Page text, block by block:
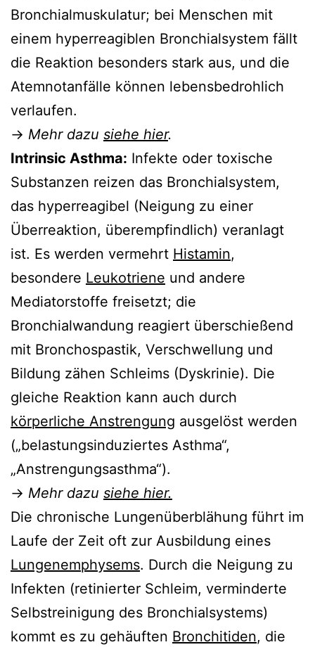
Bronchialmuskulatur; bei Menschen mit
einem hyperreagiblen Bronchialsystem fällt
die Reaktion besonders stark aus, und die
Atemnotanfälle können lebensbedrohlich
verlaufen.
→ Mehr dazu siehe hier.
Intrinsic Asthma: Infekte oder toxische
Substanzen reizen das Bronchialsystem,
das hyperreagibel (Neigung zu einer
Überreaktion, überempfindlich) veranlagt
ist. Es werden vermehrt Histamin,
besondere Leukotriene und andere
Mediatorstoffe freisetzt; die
Bronchialwandung reagiert überschießend
mit Bronchospastik, Verschwellung und
Bildung zähen Schleims (Dyskrinie). Die
gleiche Reaktion kann auch durch
körperliche Anstrengung ausgelöst werden
(„belastungsinduziertes Asthma“,
„Anstrengungsasthma“).
→ Mehr dazu siehe hier.
Die chronische Lungenüberblähung führt im
Laufe der Zeit oft zur Ausbildung eines
Lungenemphysems. Durch die Neigung zu
Infekten (retinierter Schleim, verminderte
Selbstreinigung des Bronchialsystems)
kommt es zu gehäuften Bronchitiden, die